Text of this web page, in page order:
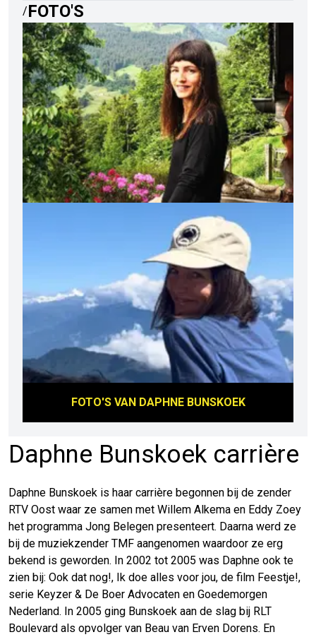
Daphne Bunskoek carrière
Daphne Bunskoek is haar carrière begonnen bij de zender
RTV Oost waar ze samen met Willem Alkema en Eddy Zoey
het programma Jong Belegen presenteert. Daarna werd ze
bij de muziekzender TMF aangenomen waardoor ze erg
bekend is geworden. In 2002 tot 2005 was Daphne ook te
zien bij: Ook dat nog!, Ik doe alles voor jou, de film Feestje!,
serie Keyzer & De Boer Advocaten en Goedemorgen
Nederland. In 2005 ging Bunskoek aan de slag bij RLT
Boulevard als opvolger van Beau van Erven Dorens. En
/FOTO'S
FOTO'S VAN DAPHNE BUNSKOEK